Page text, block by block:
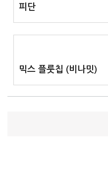
피단
믹스 플룻칩 (비나밋)